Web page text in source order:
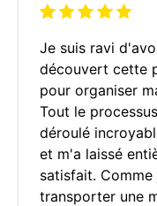
Je suis ravi
découvert cette
pour organiser
Tout le
déroulé
et m'a laissé
satisfait. Comme
transporter une